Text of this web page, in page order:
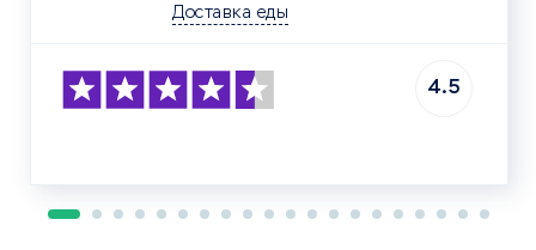
Доставка еды
4.5